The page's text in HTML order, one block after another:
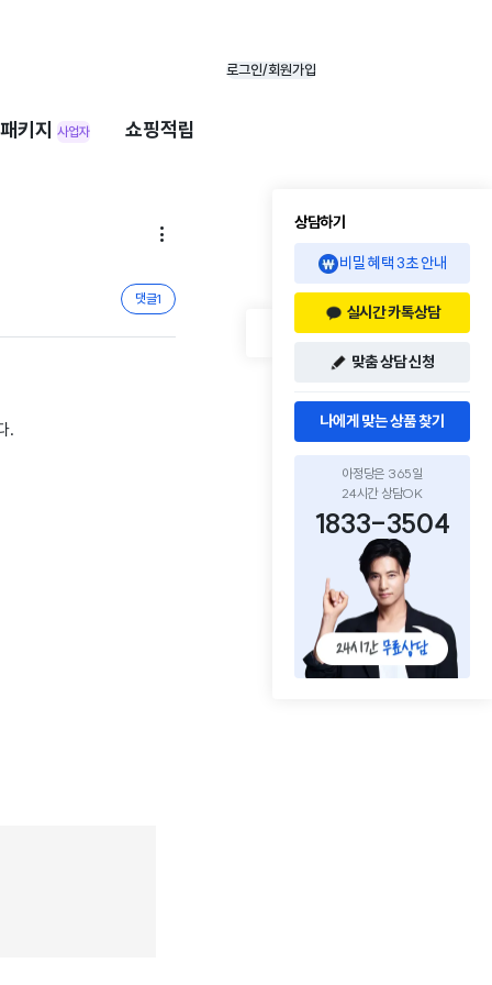
로그인/회원가입
키지 사업자 쇼핑적립

댓글1
.
상담하기
비밀 혜택 3초 안내
실시간 카톡상담
맞춤 상담 신청
나에게 맞는 상품 찾기
아정당은 365일
24시간 상담OK
1833-3504